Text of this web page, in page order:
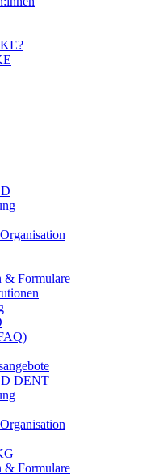
& Formulare
DENT
& Formulare